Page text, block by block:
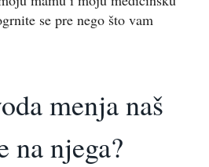
se pre nego što vam
menja naš
na njega?